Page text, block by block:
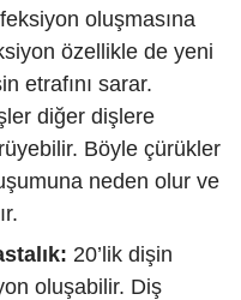
oluşmasına
özellikle de yeni
etrafını sarar.
diğer dişlere
Böyle çürükler
neden olur ve
20’lik dişin
oluşabilir. Diş